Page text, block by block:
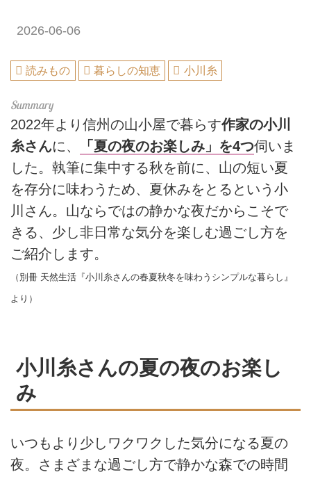
2026-06-06
読みもの 暮らしの知恵 小川糸
2022年より信州の山小屋で暮らす作家の小川
糸さんに、 「夏の夜のお楽しみ」を4つ伺いま
した。執筆に集中する秋を前に、山の短い夏
を存分に味わうため、夏休みをとるという小
川さん。山ならではの静かな夜だからこそで
きる、少し非日常な気分を楽しむ過ごし方を
ご紹介します。
（別冊 天然生活『小川糸さんの春夏秋冬を味わうシンプルな暮らし』
より）
小川糸さんの夏の夜のお楽し
み
いつもより少しワクワクした気分になる夏の
夜。さまざまな過ごし方で静かな森での時間